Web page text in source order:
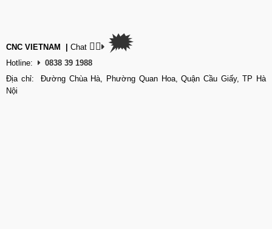
CNC VIETNAM Chat 👉🏽 🗯
Hotline:
0838 39 1988
Địa chỉ: Đường Chùa Hà, Phường Quan Hoa, Quận Cầu Giấy, TP Hà
Nội